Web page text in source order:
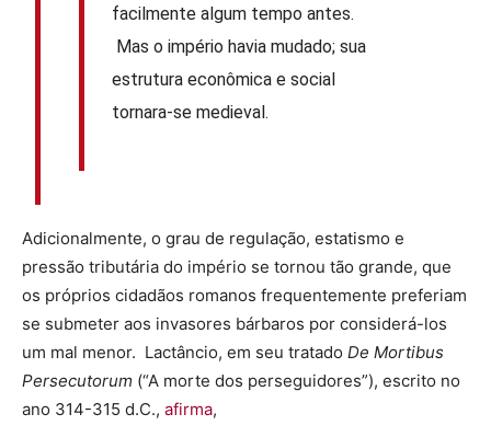
facilmente algum tempo antes.
Mas o império havia mudado; sua
estrutura econômica e social
tornara-se medieval.
Adicionalmente, o grau de regulação, estatismo e
pressão tributária do império se tornou tão grande, que
os próprios cidadãos romanos frequentemente preferiam
se submeter aos invasores bárbaros por considerá-los
um mal menor. Lactâncio, em seu tratado De Mortibus
Persecutorum (“A morte dos perseguidores”), escrito no
ano 314-315 d.C., afirma,